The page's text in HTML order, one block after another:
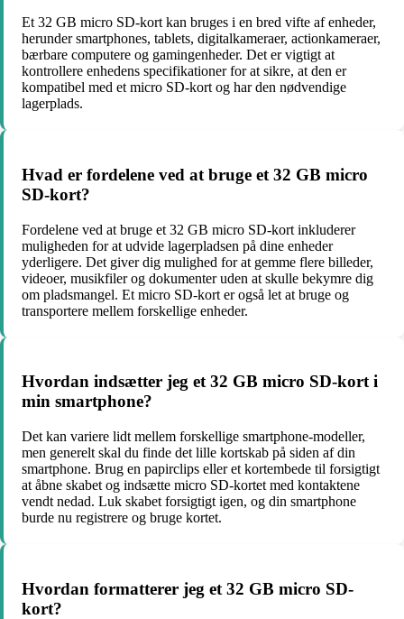
Et 32 GB micro SD-kort kan bruges i en bred vifte af enheder,
herunder smartphones, tablets, digitalkameraer, actionkameraer,
bærbare computere og gamingenheder. Det er vigtigt at
kontrollere enhedens specifikationer for at sikre, at den er
kompatibel med et micro SD-kort og har den nødvendige
lagerplads.
Hvad er fordelene ved at bruge et 32 GB micro
SD-kort?
Fordelene ved at bruge et 32 GB micro SD-kort inkluderer
muligheden for at udvide lagerpladsen på dine enheder
yderligere. Det giver dig mulighed for at gemme flere billeder,
videoer, musikfiler og dokumenter uden at skulle bekymre dig
om pladsmangel. Et micro SD-kort er også let at bruge og
transportere mellem forskellige enheder.
Hvordan indsætter jeg et 32 GB micro SD-kort i
min smartphone?
Det kan variere lidt mellem forskellige smartphone-modeller,
men generelt skal du finde det lille kortskab på siden af din
smartphone. Brug en papirclips eller et kortembede til forsigtigt
at åbne skabet og indsætte micro SD-kortet med kontaktene
vendt nedad. Luk skabet forsigtigt igen, og din smartphone
burde nu registrere og bruge kortet.
Hvordan formatterer jeg et 32 GB micro SD-
kort?